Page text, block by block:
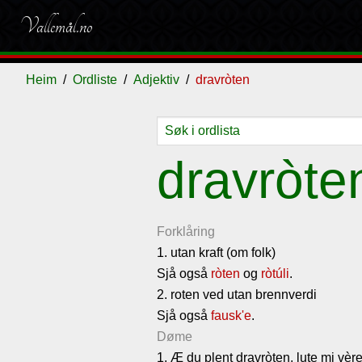
Vallemål.no
Heim Ordliste Adjektiv dravròten
Forklåring
1. utan kraft (om folk)
Sjå også ròten og ròtúli.
2. roten ved utan brennverdi
Sjå også fausk'e.
Døme
1. Æ du plent dravròten, lute mi